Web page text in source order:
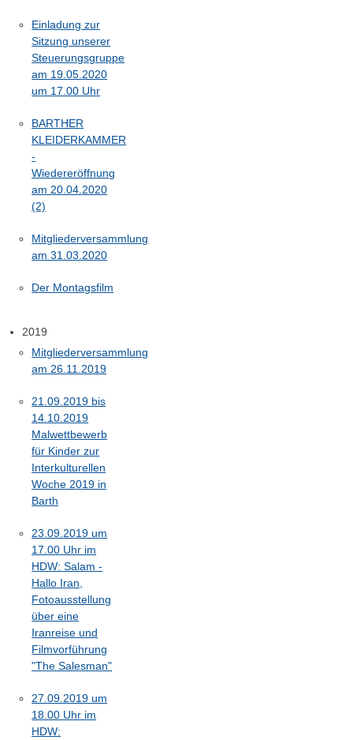
Einladung zur
Sitzung unserer
Steuerungsgruppe
am 19.05.2020
um 17.00 Uhr
BARTHER
KLEIDERKAMMER
-
Wiedereröffnung
am 20.04.2020
(2)
Mitgliederversammlung
am 31.03.2020
Der Montagsfilm
2019
Mitgliederversammlung
am 26.11.2019
21.09.2019 bis
14.10.2019
Malwettbewerb
für Kinder zur
Interkulturellen
Woche 2019 in
Barth
23.09.2019 um
17.00 Uhr im
HDW: Salam -
Hallo Iran,
Fotoausstellung
über eine
Iranreise und
Filmvorführung
"The Salesman"
27.09.2019 um
18.00 Uhr im
HDW: